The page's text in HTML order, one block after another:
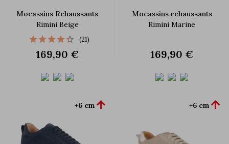
Mocassins Rehaussants
Rimini Beige
(21)
169,90 €
Mocassins rehaussants
Rimini Marine
169,90 €
+6 cm  +6 cm 